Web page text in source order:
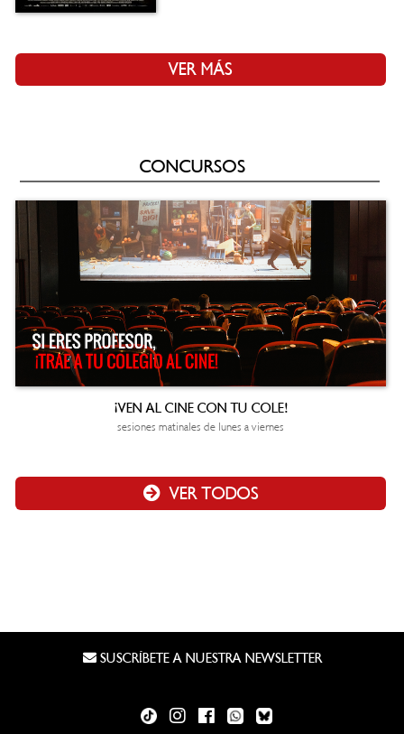
VER MÁS
CONCURSOS
¡VEN AL CINE CON TU COLE!
sesiones matinales de lunes a viernes
VER TODOS
SUSCRÍBETE A NUESTRA NEWSLETTER